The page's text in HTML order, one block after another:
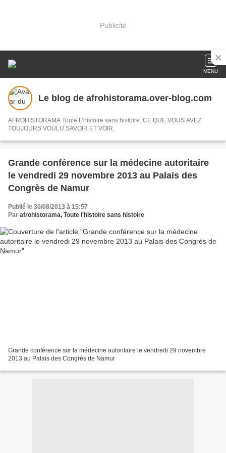
Publicité
MENU
Le blog de afrohistorama.over-blog.com
AFROHISTORAMA Toute L’histoire sans histoire. CE QUE VOUS AVEZ
TOUJOURS VOULU SAVOIR ET VOIR.
Grande conférence sur la médecine autoritaire
le vendredi 29 novembre 2013 au Palais des
Congrès de Namur
Publié le 30/08/2013 à 15:57
Par afrohistorama, Toute l'histoire sans histoire
Grande conférence sur la médecine autoritaire le vendredi 29 novembre
2013 au Palais des Congrès de Namur